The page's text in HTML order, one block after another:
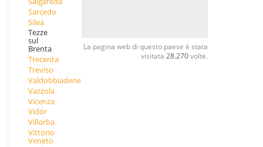
Sarcedo
Silea
Tezze
sul
Brenta
Trecenta
Treviso
Valdobbiadene
Vazzola
Vicenza
Vidor
Villorba
Vittorio
Veneto
La pagina web di questo paese è stata
visitata 28.270volte.